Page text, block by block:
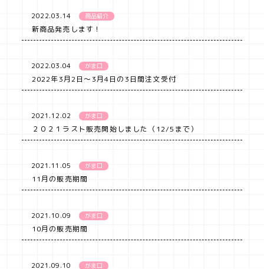
2022.03.14 商品紹介
新商品発売します！
2022.03.04 がま口
2022年3月2日～3月4日の3日間注文受付
2021.12.02 がま口
２０２１ラスト販売開始しました（12/5まで）
2021.11.05 がま口
11月の販売期間
2021.10.09 がま口
10月の販売期間
2021.09.10 がま口